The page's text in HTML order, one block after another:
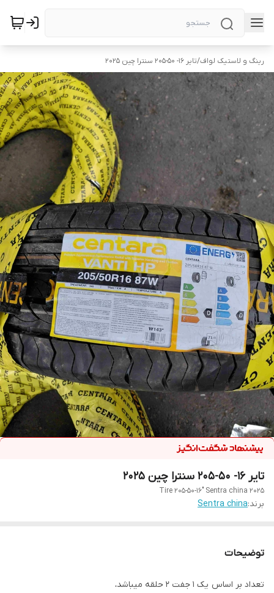
رینگ و لاستیک لواف/تایر ۱۶- ۵۰-205 سنترا چین ۲۰۲۵
تایر ۱۶- ۵۰-205 سنترا چین ۲۰۲۵
Tire 205-50-16" Sentra china 2025
برند:Sentra china
توضیحات
تعداد بر اساس یک ۱ جفت ۲ حلقه میباشد،